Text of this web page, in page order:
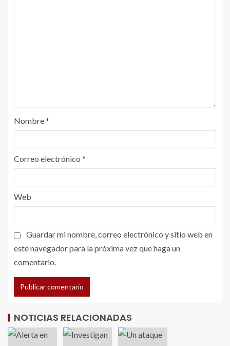
Nombre*
Correo electrónico *
Web
Guardar mi nombre, correo electrónico y sitio web en
este navegador para la próxima vez que haga un
comentario.
NOTICIAS RELACIONADAS